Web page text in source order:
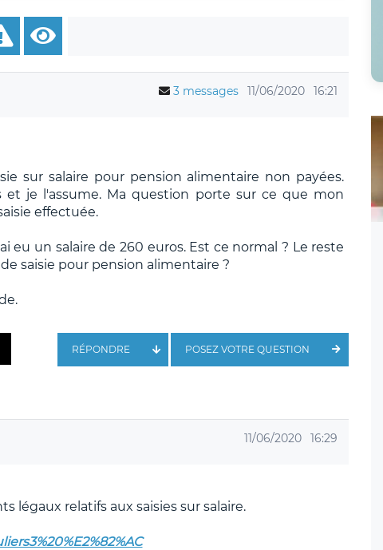
3 messages 11/06/2020 16:21
sur salaire pour pension alimentaire non payées.
et je l'assume. Ma question porte sur ce que mon
effectuée.
eu un salaire de 260 euros. Est ce normal ? Le reste
saisie pour pension alimentaire ?
POSEZ VOTRE QUESTION
RÉPONDRE
11/06/2020 16:29
légaux relatifs aux saisies sur salaire.